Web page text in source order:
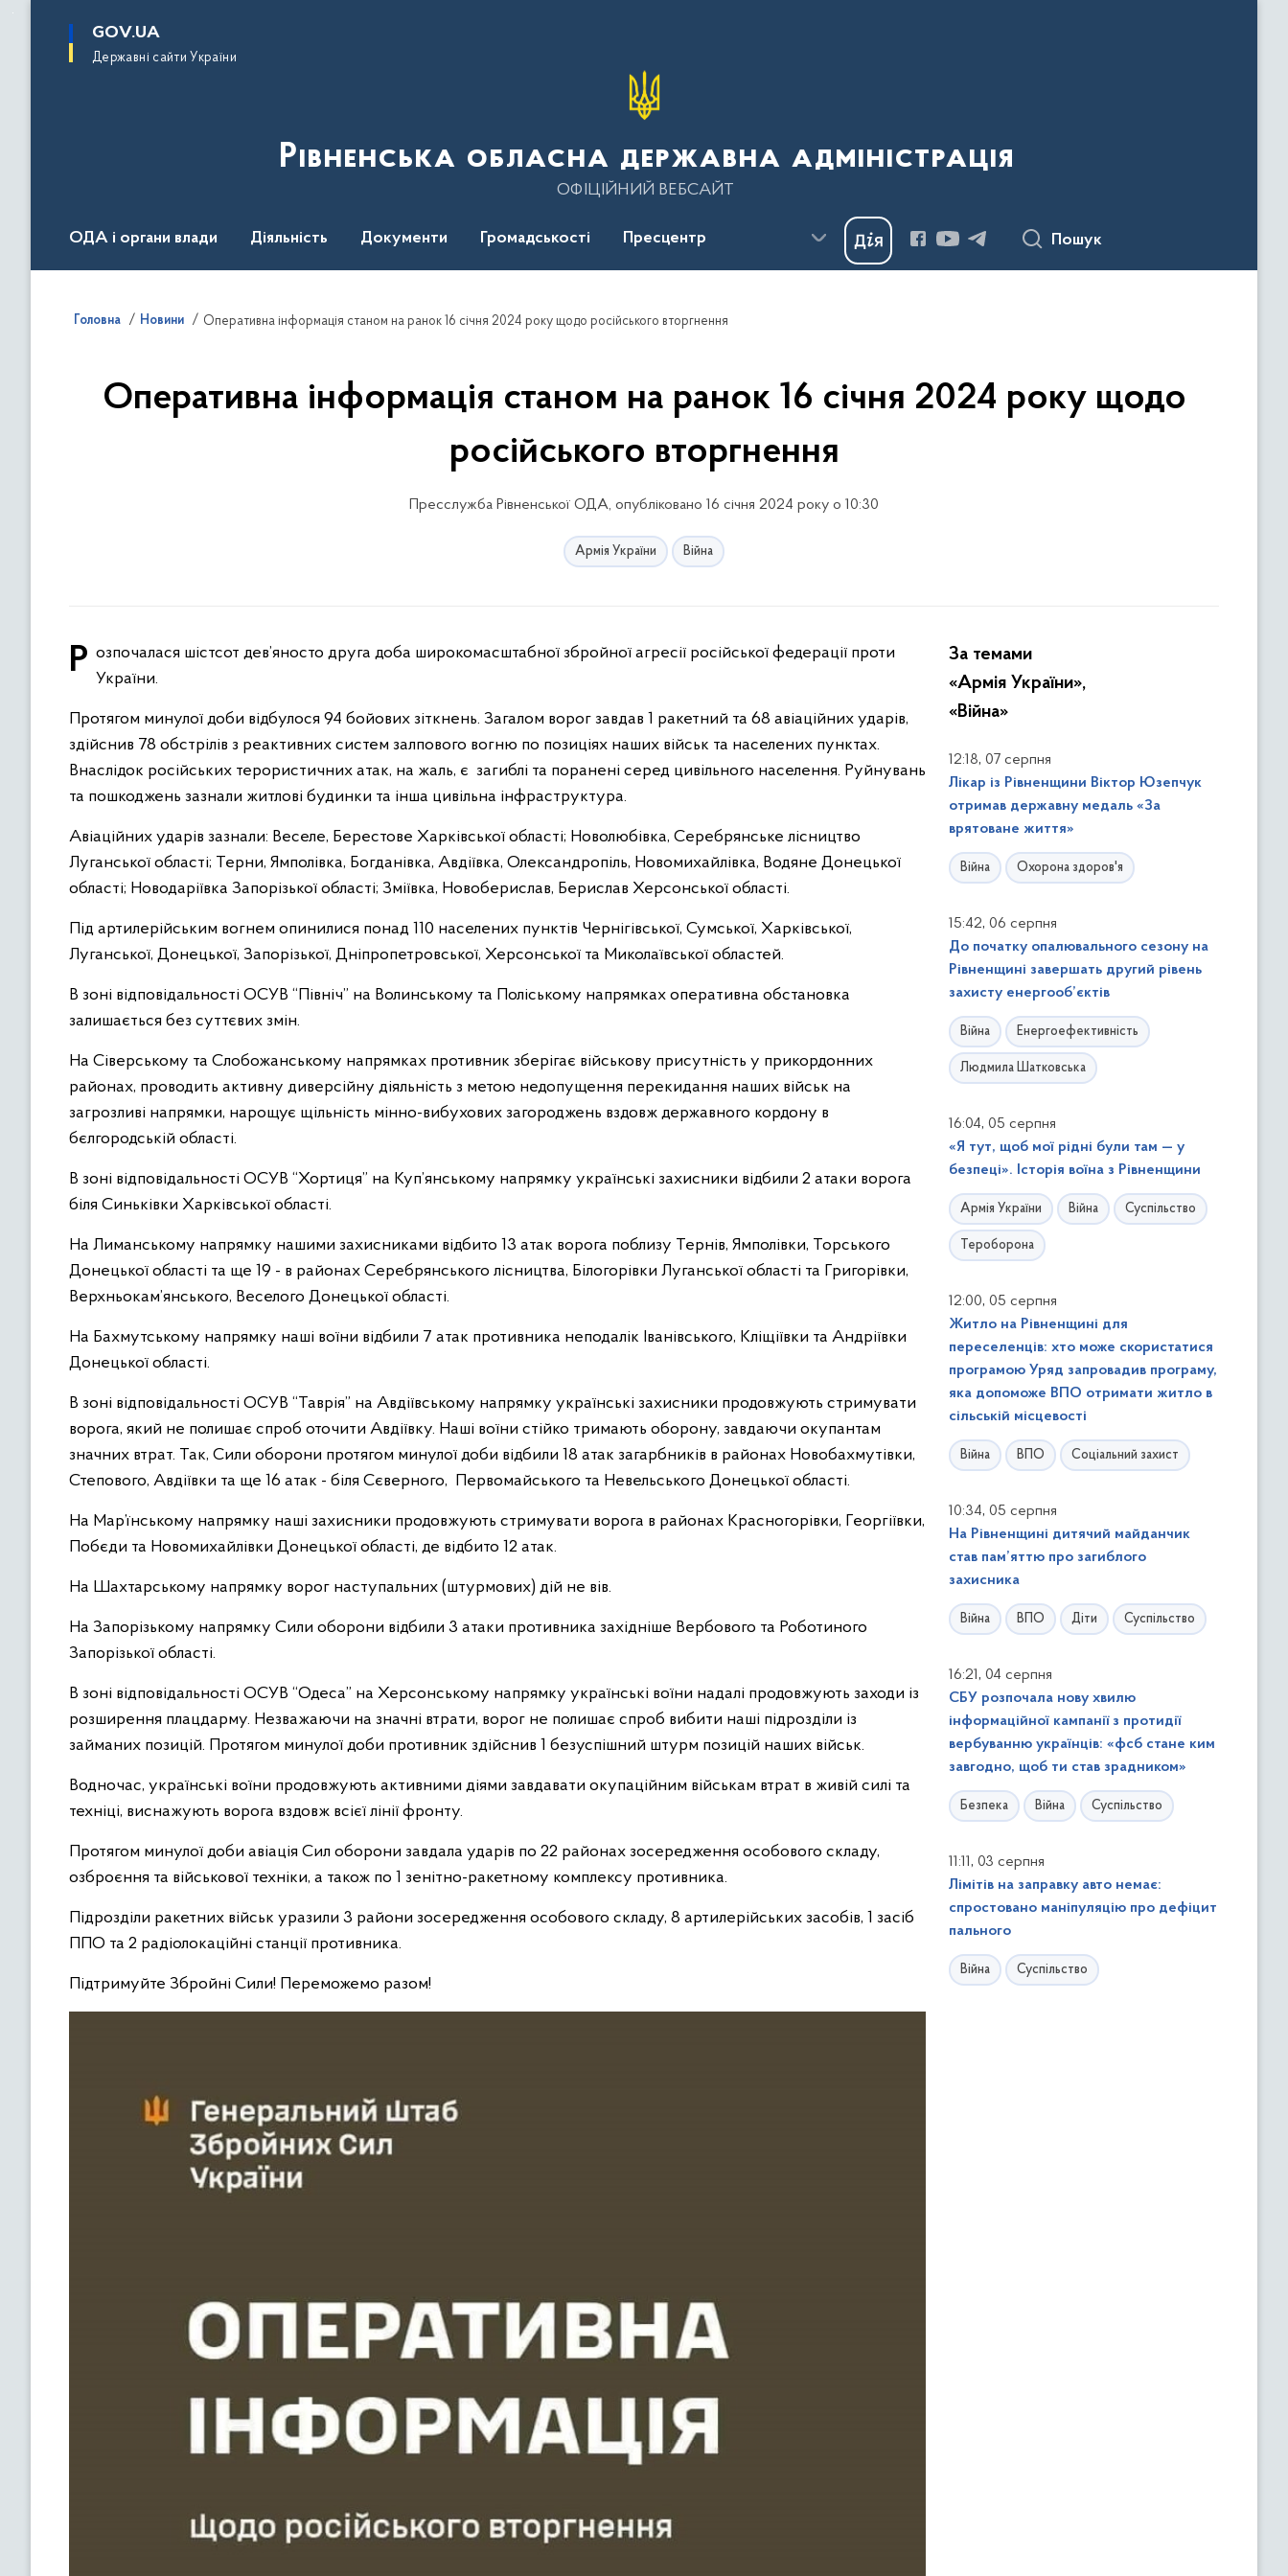
основного
GOV.UA
Державні сайти України
Рівненська обласна державна адміністрація
ОФІЦІЙНИЙ ВЕБСАЙТ
ОДА і органи влади Діяльність Документи Громадськості Пресцентр Пошук
Головна Новини Оперативна інформація станом на ранок 16 січня 2024 року щодо російського вторгнення
Оперативна інформація станом на ранок 16 січня 2024 року щодо
російського вторгнення
Пресслужба Рівненської ОДА, опубліковано 16 січня 2024 року о 10:30
Армія України Війна
Розпочалася шістсот дев’яносто друга доба широкомасштабної збройної агресії російської федерації проти України.
Протягом минулої доби відбулося 94 бойових зіткнень. Загалом ворог завдав 1 ракетний та 68 авіаційних ударів,
здійснив 78 обстрілів з реактивних систем залпового вогню по позиціях наших військ та населених пунктах.
Внаслідок російських терористичних атак, на жаль, є загиблі та поранені серед цивільного населення. Руйнувань
та пошкоджень зазнали житлові будинки та інша цивільна інфраструктура.
Авіаційних ударів зазнали: Веселе, Берестове Харківської області; Новолюбівка, Серебрянське лісництво
Луганської області; Терни, Ямполівка, Богданівка, Авдіївка, Олександропіль, Новомихайлівка, Водяне Донецької
області; Новодаріївка Запорізької області; Зміївка, Новоберислав, Берислав Херсонської області.
Під артилерійським вогнем опинилися понад 110 населених пунктів Чернігівської, Сумської, Харківської,
Луганської, Донецької, Запорізької, Дніпропетровської, Херсонської та Миколаївської областей.
В зоні відповідальності ОСУВ “Північ” на Волинському та Поліському напрямках оперативна обстановка
залишається без суттєвих змін.
На Сіверському та Слобожанському напрямках противник зберігає військову присутність у прикордонних
районах, проводить активну диверсійну діяльність з метою недопущення перекидання наших військ на
загрозливі напрямки, нарощує щільність мінно-вибухових загороджень вздовж державного кордону в
бєлгородській області.
В зоні відповідальності ОСУВ “Хортиця” на Куп’янському напрямку українські захисники відбили 2 атаки ворога
біля Синьківки Харківської області.
На Лиманському напрямку нашими захисниками відбито 13 атак ворога поблизу Тернів, Ямполівки, Торського
Донецької області та ще 19 - в районах Серебрянського лісництва, Білогорівки Луганської області та Григорівки,
Верхньокам’янського, Веселого Донецької області.
На Бахмутському напрямку наші воїни відбили 7 атак противника неподалік Іванівського, Кліщіївки та Андріївки
Донецької області.
В зоні відповідальності ОСУВ “Таврія” на Авдіївському напрямку українські захисники продовжують стримувати
ворога, який не полишає спроб оточити Авдіївку. Наші воїни стійко тримають оборону, завдаючи окупантам
значних втрат. Так, Сили оборони протягом минулої доби відбили 18 атак загарбників в районах Новобахмутівки,
Степового, Авдіївки та ще 16 атак - біля Сєверного, Первомайського та Невельського Донецької області.
На Мар’їнському напрямку наші захисники продовжують стримувати ворога в районах Красногорівки, Георгіївки,
Побєди та Новомихайлівки Донецької області, де відбито 12 атак.
На Шахтарському напрямку ворог наступальних (штурмових) дій не вів.
На Запорізькому напрямку Сили оборони відбили 3 атаки противника західніше Вербового та Роботиного
Запорізької області.
В зоні відповідальності ОСУВ “Одеса” на Херсонському напрямку українські воїни надалі продовжують заходи із
розширення плацдарму. Незважаючи на значні втрати, ворог не полишає спроб вибити наші підрозділи із
займаних позицій. Протягом минулої доби противник здійснив 1 безуспішний штурм позицій наших військ.
Водночас, українські воїни продовжують активними діями завдавати окупаційним військам втрат в живій силі та
техніці, виснажують ворога вздовж всієї лінії фронту.
Протягом минулої доби авіація Сил оборони завдала ударів по 22 районах зосередження особового складу,
озброєння та військової техніки, а також по 1 зенітно-ракетному комплексу противника.
Підрозділи ракетних військ уразили 3 райони зосередження особового складу, 8 артилерійських засобів, 1 засіб
ППО та 2 радіолокаційні станції противника.
Підтримуйте Збройні Сили! Переможемо разом!
За темами
«Армія України»,
«Війна»
12:18, 07 серпня
Лікар із Рівненщини Віктор Юзепчук
отримав державну медаль «За
врятоване життя»
Війна Охорона здоров'я
15:42, 06 серпня
До початку опалювального сезону на
Рівненщині завершать другий рівень
захисту енергооб’єктів
Війна Енергоефективність
Людмила Шатковська
16:04, 05 серпня
«Я тут, щоб мої рідні були там — у
безпеці». Історія воїна з Рівненщини
Армія України Війна Суспільство
Тероборона
12:00, 05 серпня
Житло на Рівненщині для
переселенців: хто може скористатися
програмою Уряд запровадив програму,
яка допоможе ВПО отримати житло в
сільській місцевості
Війна ВПО Соціальний захист
10:34, 05 серпня
На Рівненщині дитячий майданчик
став пам’яттю про загиблого
захисника
Війна ВПО Діти Суспільство
16:21, 04 серпня
СБУ розпочала нову хвилю
інформаційної кампанії з протидії
вербуванню українців: «фсб стане ким
завгодно, щоб ти став зрадником»
Безпека Війна Суспільство
11:11, 03 серпня
Лімітів на заправку авто немає:
спростовано маніпуляцію про дефіцит
пального
Війна Суспільство